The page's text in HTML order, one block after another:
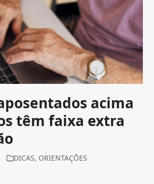
acima
têm faixa extra
DICAS, ORIENTAÇÕES